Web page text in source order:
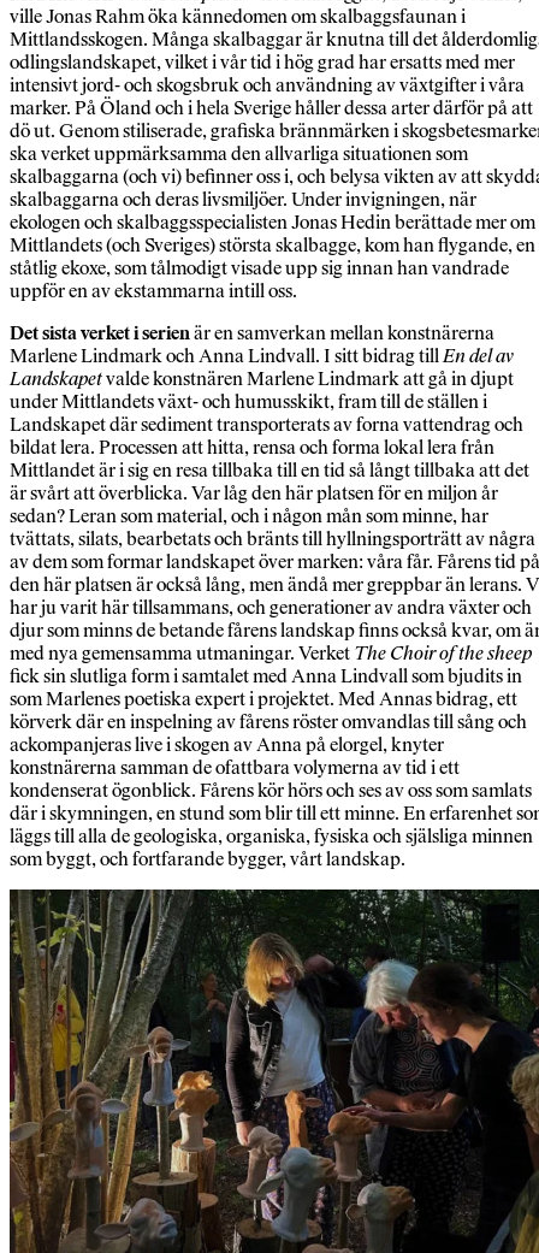
ville Jonas Rahm öka kännedomen om skalbaggsfaunan i
Mittlandsskogen. Många skalbaggar är knutna till det
odlingslandskapet, vilket i vår tid i hög grad har ersatts med mer
intensivt jord- och skogsbruk och användning av växtgifter i våra
marker. På Öland och i hela Sverige håller dessa arter därför på att
dö ut. Genom stiliserade, grafiska brännmärken i
ska verket uppmärksamma den allvarliga situationen som
skalbaggarna (och vi) befinner oss i, och belysa vikten av att
skalbaggarna och deras livsmiljöer. Under invigningen, när
ekologen och skalbaggsspecialisten Jonas Hedin berättade mer om
Mittlandets (och Sveriges) största skalbagge, kom han flygande, en
ståtlig ekoxe, som tålmodigt visade upp sig innan han vandrade
uppför en av ekstammarna intill oss.
Det sista verket i serienär en samverkan mellan konstnärerna
Marlene Lindmark och Anna Lindvall. I sitt bidrag tillEn del av
Landskapetvalde konstnären Marlene Lindmark att gå in djupt
under Mittlandets växt- och humusskikt, fram till de ställen i
Landskapet där sediment transporterats av forna vattendrag och
bildat lera. Processen att hitta, rensa och forma lokal lera från
Mittlandet är i sig en resa tillbaka till en tid så långt tillbaka att det
är svårt att överblicka. Var låg den här platsen för en miljon år
sedan? Leran som material, och i någon mån som minne, har
tvättats, silats, bearbetats och bränts till hyllningsporträtt av några
av dem som formar landskapet över marken: våra får. Fårens tid på
den här platsen är också lång, men ändå mer greppbar än lerans.
har ju varit här tillsammans, och generationer av andra växter och
djur som minns de betande fårens landskap finns också kvar, om
med nya gemensamma utmaningar. Verket The Choir of the sheep
fick sin slutliga form i samtalet med Anna Lindvall som bjudits in
som Marlenes poetiska expert i projektet. Med Annas bidrag, ett
körverk där en inspelning av fårens röster omvandlas till sång och
ackompanjeras live i skogen av Anna på elorgel, knyter
konstnärerna samman de ofattbara volymerna av tid i ett
kondenserat ögonblick. Fårens kör hörs och ses av oss som samlats
där i skymningen, en stund som blir till ett minne. En erfarenhet
läggs till alla de geologiska, organiska, fysiska och själsliga minnen
som byggt, och fortfarande bygger, vårt landskap.